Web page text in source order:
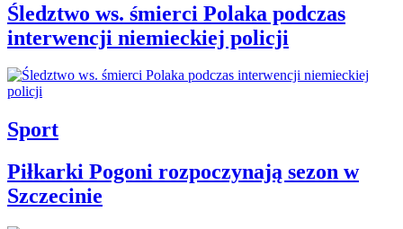
Śledztwo ws. śmierci Polaka podczas
interwencji niemieckiej policji
Sport
Piłkarki Pogoni rozpoczynają sezon w
Szczecinie